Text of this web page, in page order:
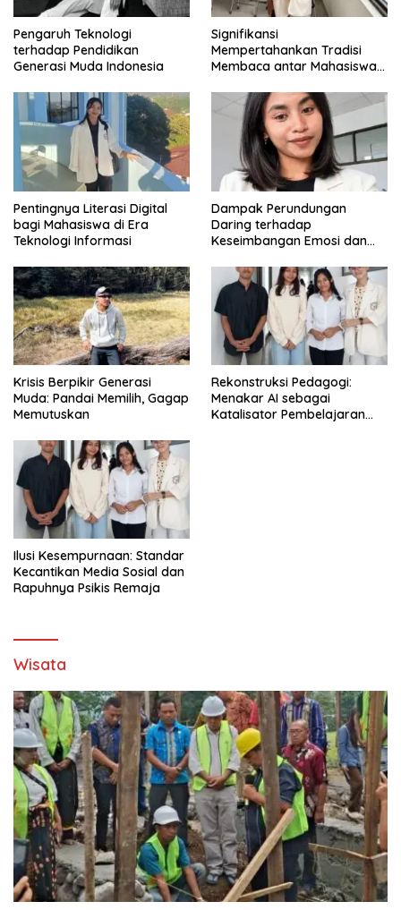
Pengaruh Teknologi
terhadap Pendidikan
Generasi Muda Indonesia
Signifikansi
Mempertahankan Tradisi
Membaca antar Mahasiswa
Pentingnya Literasi Digital
bagi Mahasiswa di Era
Teknologi Informasi
Dampak Perundungan
Daring terhadap
Keseimbangan Emosi dan
Krisis Berpikir Generasi
Muda: Pandai Memilih, Gagap
Memutuskan
Rekonstruksi Pedagogi:
Menakar AI sebagai
Katalisator Pembelajaran
Ilusi Kesempurnaan: Standar
Kecantikan Media Sosial dan
Rapuhnya Psikis Remaja
Wisata